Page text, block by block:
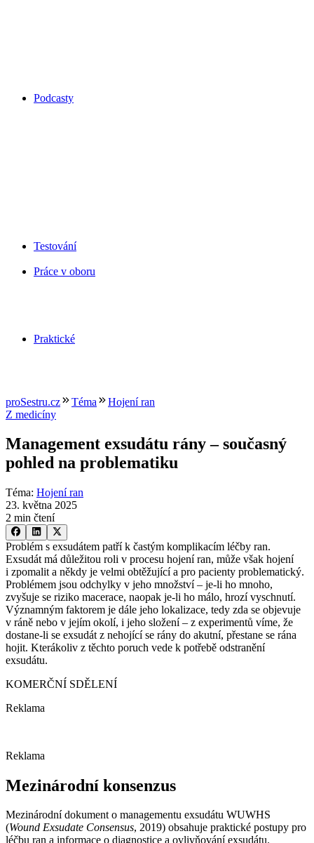
Podcasty
Testování
Práce v oboru
Praktické
proSestru.cz Téma
Hojení ran
Z medicíny
Management exsudátu rány –⁠ současný
pohled na problematiku
Téma: Hojení ran
23. května 2025
2 min čtení
Problém s exsudátem patří k častým komplikacím léčby ran.
Exsudát má důležitou roli v procesu hojení ran, může však hojení
i zpomalit a někdy je velmi obtěžující a pro pacienty problematický.
Problémem jsou odchylky v jeho množství –⁠ je-li ho mnoho,
zvyšuje se riziko macerace, naopak je-li ho málo, hrozí vyschnutí.
Významným faktorem je dále jeho lokalizace, tedy zda se objevuje
v ráně nebo v jejím okolí, i jeho složení –⁠ z experimentů víme, že
dostane-li se exsudát z nehojící se rány do akutní, přestane se rána
hojit. Kterákoliv z těchto poruch vede k potřebě odstranění
exsudátu.
KOMERČNÍ SDĚLENÍ
Reklama
Reklama
Mezinárodní konsenzus
Mezinárodní dokument o managementu exsudátu WUWHS
(Wound Exsudate Consensus, 2019) obsahuje praktické postupy pro
léčbu ran a informace o diagnostice a ovlivňování exsudátu.